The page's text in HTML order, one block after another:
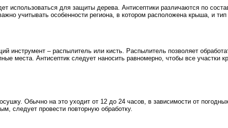
использоваться для защиты дерева. Антисептики различаются по
учитывать особенности региона, в котором расположена крыша, и тип
инструмент – распылитель или кисть. Распылитель позволяет
места. Антисептик следует наносить равномерно, чтобы все участки
Обычно на это уходит от 12 до 24 часов, в зависимости от
следует провести повторную обработку.